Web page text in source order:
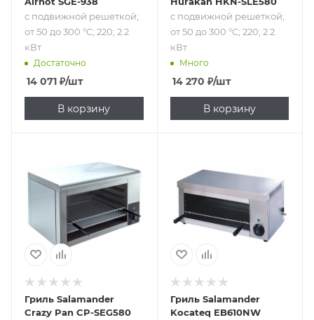
с подвижной решеткой;
от 50 до 300 °C; 220; 2.2
кВт
Достаточно
14 071 ₽/шт
В корзину
с подвижной решеткой;
от 50 до 300 °C; 220; 2.2
кВт
Много
14 270 ₽/шт
В корзину
с подвижной
решеткой; от 50
до 300 °C; 220; 2.2
Гриль Salamander
Crazy Pan CP-SEG580
решеткой; от 50
до 300 °C; 220 В; 2
кВт
Гриль Salamander
Kocateq EB610NW